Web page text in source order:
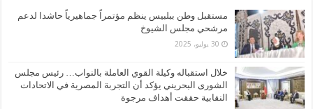
مستقبل وطن ببلبيس ينظم مؤتمراً جماهيرياً حاشدا لدعم
مرشحي مجلس الشيوخ
30 يوليو، 2025
خلال استقباله وكيلة القوي العاملة بالنواب… رئيس مجلس
الشورى البحريني يؤكد أن التجربة المصرية في الاتحادات
النقابية حققت أهداف مرجوة